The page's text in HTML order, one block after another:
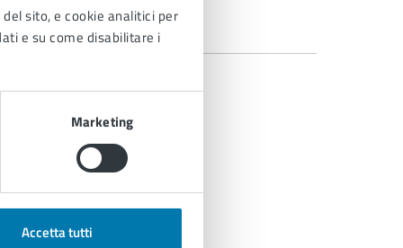
sito, e cookie analitici per
e su come disabilitare i
Marketing
Accetta tutti